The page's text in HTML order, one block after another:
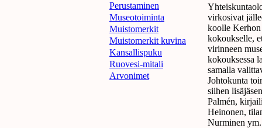
Perustaminen
Museotoiminta
Muistomerkit
Muistomerkit kuvina
Kansallispuku
Ruovesi-mitali
Arvonimet
virkosivat
koolle
kokoukselle,
virinneen
kokouksessa
samalla
Johtokunta
siihen
Palmén,
Heinonen,
Nurminen ym.